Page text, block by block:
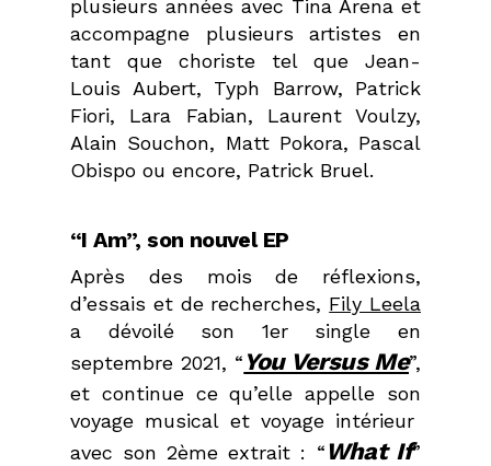
plusieurs années avec Tina Arena et
accompagne plusieurs artistes en
tant que choriste tel que Jean-
Louis Aubert, Typh Barrow, Patrick
Fiori, Lara Fabian, Laurent Voulzy,
Alain Souchon, Matt Pokora, Pascal
Obispo ou encore, Patrick Bruel.
“I Am”, son nouvel EP
Après des mois de réflexions,
d’essais et de recherches, Fily Leela
a dévoilé son 1er single en
septembre 2021, “ You Versus Me”,
et continue ce qu’elle appelle son
voyage musical et voyage intérieur
avec son 2ème extrait : “What If”